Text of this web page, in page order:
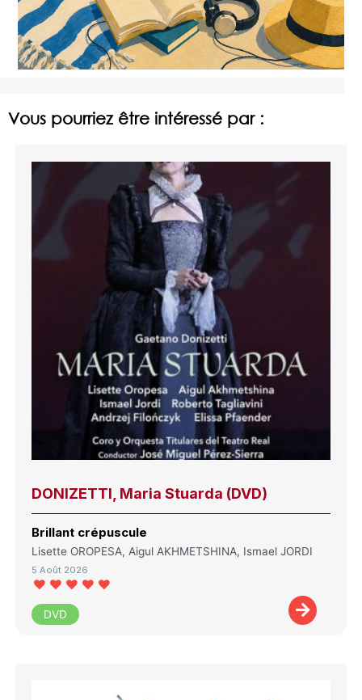
Vous pourriez être intéressé par :
DONIZETTI, Maria Stuarda (DVD)
Brillant crépuscule
Lisette OROPESA, Aigul AKHMETSHINA, Ismael JORDI
5 Août 2026
DVD